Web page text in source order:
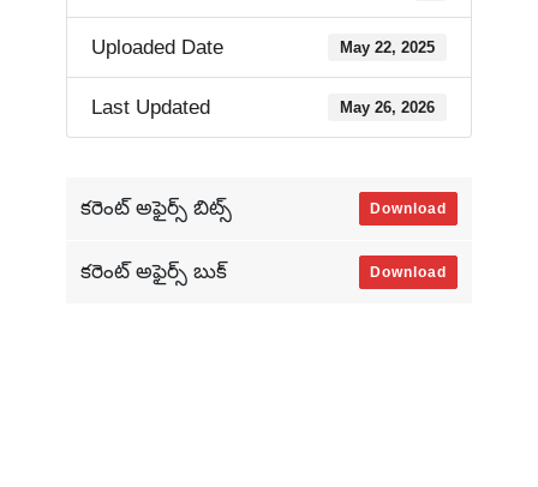
Uploaded Date May 22, 2025
Last Updated May 26, 2026
కరెంట్ అఫైర్స్ బిట్స్ Download
కరెంట్ అఫైర్స్ బుక్ Download